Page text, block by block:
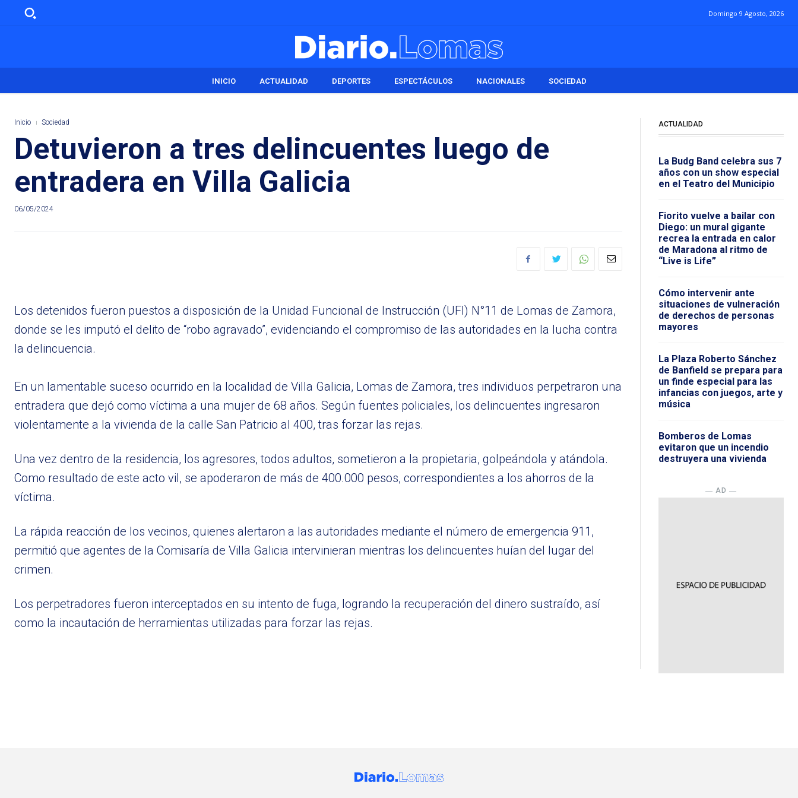
Domingo 9 Agosto, 2026
INICIO ACTUALIDAD DEPORTES ESPECTÁCULOS NACIONALES SOCIEDAD
Inicio Sociedad
Detuvieron a tres delincuentes luego de
entradera en Villa Galicia
06/05/2024
Los detenidos fueron puestos a disposición de la Unidad Funcional de Instrucción (UFI) N°11 de Lomas de Zamora,
donde se les imputó el delito de “robo agravado”, evidenciando el compromiso de las autoridades en la lucha contra
la delincuencia.
En un lamentable suceso ocurrido en la localidad de Villa Galicia, Lomas de Zamora, tres individuos perpetraron una
entradera que dejó como víctima a una mujer de 68 años. Según fuentes policiales, los delincuentes ingresaron
violentamente a la vivienda de la calle San Patricio al 400, tras forzar las rejas.
Una vez dentro de la residencia, los agresores, todos adultos, sometieron a la propietaria, golpeándola y atándola.
Como resultado de este acto vil, se apoderaron de más de 400.000 pesos, correspondientes a los ahorros de la
víctima.
La rápida reacción de los vecinos, quienes alertaron a las autoridades mediante el número de emergencia 911,
permitió que agentes de la Comisaría de Villa Galicia intervinieran mientras los delincuentes huían del lugar del
crimen.
Los perpetradores fueron interceptados en su intento de fuga, logrando la recuperación del dinero sustraído, así
como la incautación de herramientas utilizadas para forzar las rejas.
ACTUALIDAD
La Budg Band celebra sus 7
años con un show especial
en el Teatro del Municipio
Fiorito vuelve a bailar con
Diego: un mural gigante
recrea la entrada en calor
de Maradona al ritmo de
“Live is Life”
Cómo intervenir ante
situaciones de vulneración
de derechos de personas
mayores
La Plaza Roberto Sánchez
de Banfield se prepara para
un finde especial para las
infancias con juegos, arte y
música
Bomberos de Lomas
evitaron que un incendio
destruyera una vivienda
― AD ―